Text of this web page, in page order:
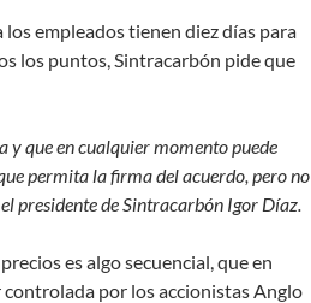
empleados tienen diez días para
los puntos, Sintracarbón pide que
y que en cualquier momento puede
permita la firma del acuerdo, pero no
presidente de Sintracarbón Igor Díaz.
es algo secuencial, que en
controlada por los accionistas Anglo